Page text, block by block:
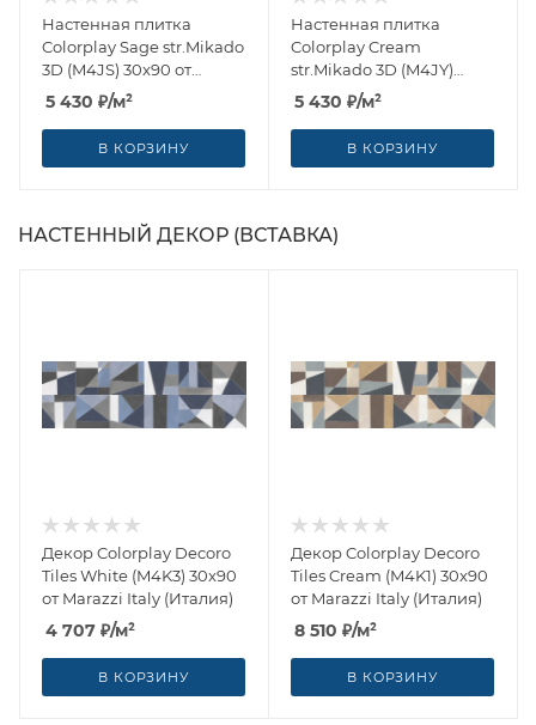
Настенная плитка
Colorplay Sage str.Mikado
3D (M4JS) 30x90 от
Marazzi Italy (Италия)
5 430 ₽/м²
В КОРЗИНУ
Настенная плитка
Colorplay Cream
str.Mikado 3D (M4JY)
30x90 от Marazzi Italy
(Италия)
5 430 ₽/м²
В КОРЗИНУ
НАСТЕННЫЙ ДЕКОР (ВСТАВКА)
Декор Colorplay Decoro
Tiles White (M4K3) 30x90
от Marazzi Italy (Италия)
4 707 ₽/м²
В КОРЗИНУ
Декор Colorplay Decoro
Tiles Cream (M4K1) 30x90
от Marazzi Italy (Италия)
8 510 ₽/м²
В КОРЗИНУ